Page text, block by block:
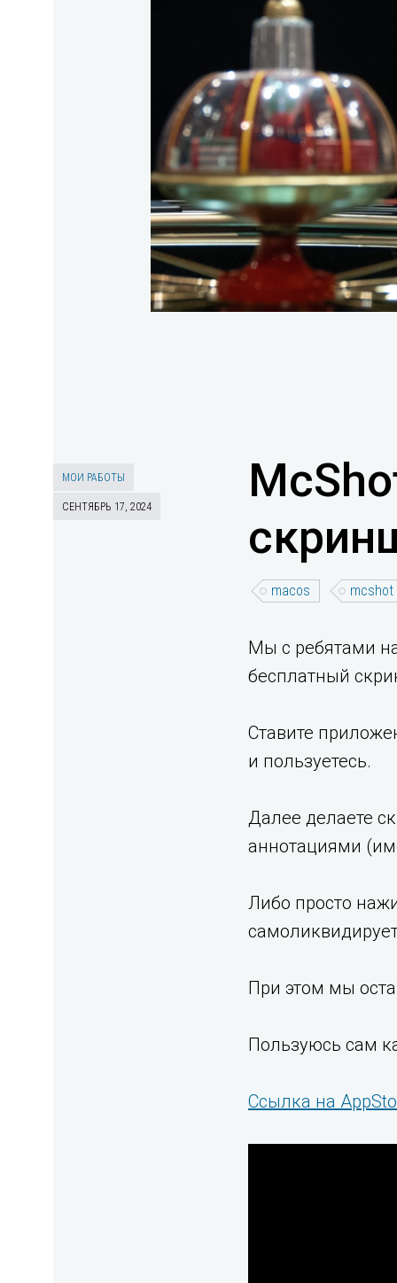
МОИ РАБОТЫ
СЕНТЯБРЬ 17, 2024
macos mcshot
Мы с ребятами
бесплатный
Ставите
и пользуетесь.
Далее делаете
аннотациями
Либо просто
При этом мы
Пользуюсь сам
Ссылка на